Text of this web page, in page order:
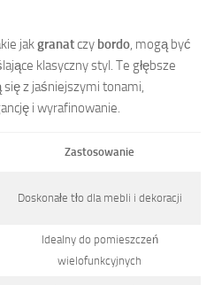
jakgranatczy bordo, mogą być
klasyczny styl. Te głębsze
z jaśniejszymi tonami,
i wyrafinowanie.
Zastosowanie
Doskonałe tło dla mebli i dekoracji
Idealny do pomieszczeń
wielofunkcyjnych